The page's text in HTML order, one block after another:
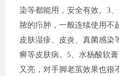
染等都能用，安全有效。3
脓的疖肿，一般连续使用不
皮肤湿疹、皮炎、真菌感染
癣等皮肤病。5、水杨酸软
又亮，对手脚老茧效果也很